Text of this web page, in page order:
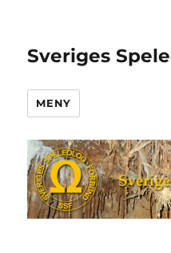
Sveriges
MENY